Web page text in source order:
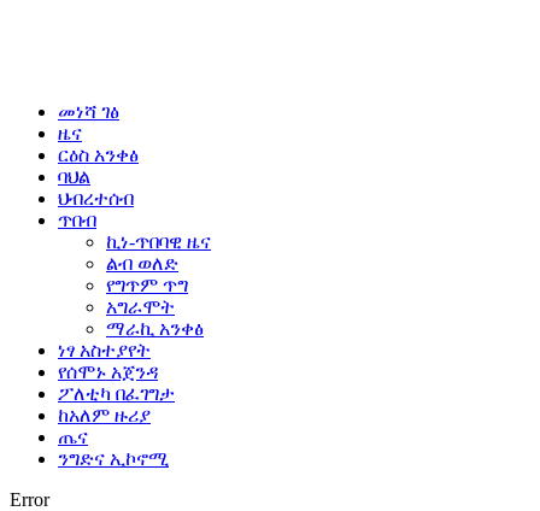
መነሻ ገፅ
ዜና
ርዕስ አንቀፅ
ባህል
ህብረተሰብ
ጥበብ
ኪነ-ጥበባዊ ዜና
ልብ ወለድ
የግጥም ጥግ
አግራሞት
ማራኪ አንቀፅ
ነፃ አስተያየት
የሰሞኑ አጀንዳ
ፖለቲካ በፈገግታ
ከአለም ዙሪያ
ጤና
ንግድና ኢኮኖሚ
Error